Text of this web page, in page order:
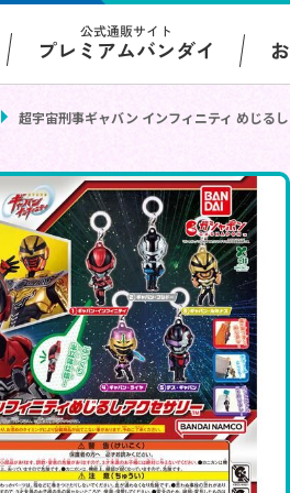
公式通販サイト
プレミアムバンダイ
超宇宙刑事ギャバン インフィニティ めじる